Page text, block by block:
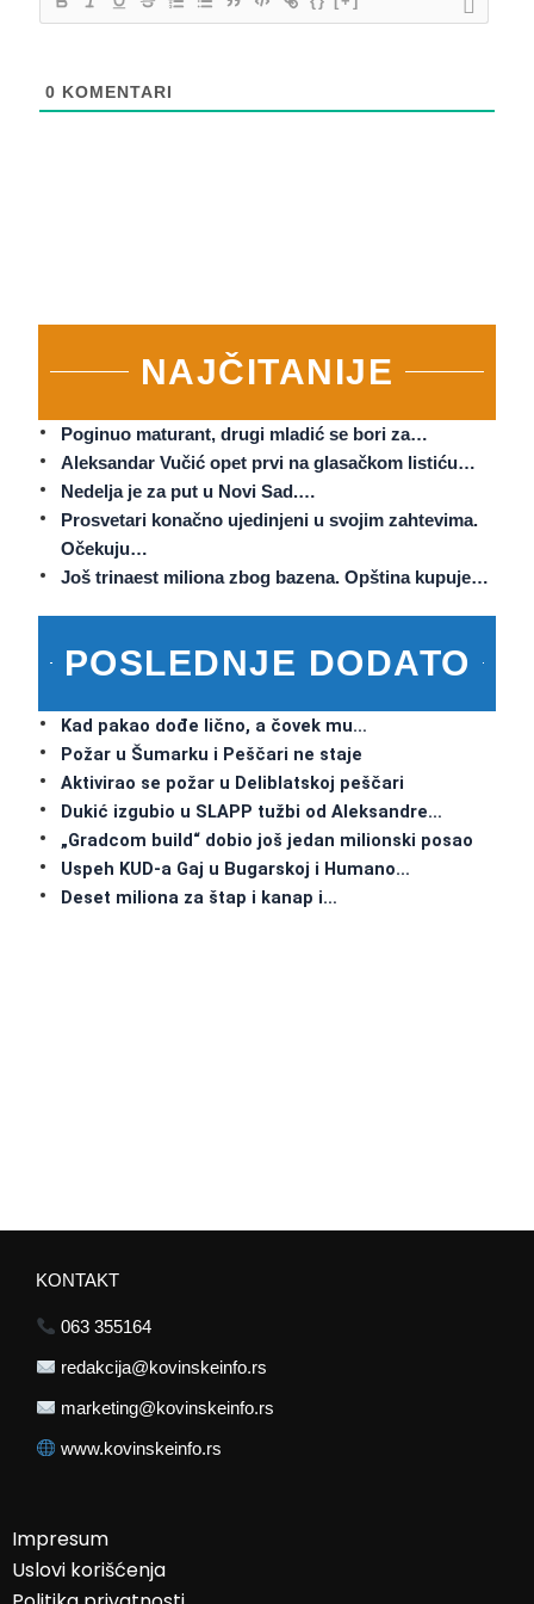
0 KOMENTARI
NAJČITANIJE
Poginuo maturant, drugi mladić se bori za…
Aleksandar Vučić opet prvi na glasačkom listiću…
Nedelja je za put u Novi Sad.…
Prosvetari konačno ujedinjeni u svojim zahtevima.
Očekuju…
Još trinaest miliona zbog bazena. Opština kupuje…
POSLEDNJE DODATO
Kad pakao dođe lično, a čovek mu…
Požar u Šumarku i Peščari ne staje
Aktivirao se požar u Deliblatskoj peščari
Dukić izgubio u SLAPP tužbi od Aleksandre…
„Gradcom build“ dobio još jedan milionski posao
Uspeh KUD-a Gaj u Bugarskoj i Humano…
Deset miliona za štap i kanap i…
KONTAKT
063 355164
redakcija@kovinskeinfo.rs
marketing@kovinskeinfo.rs
www.kovinskeinfo.rs
Impresum
Uslovi korišćenja